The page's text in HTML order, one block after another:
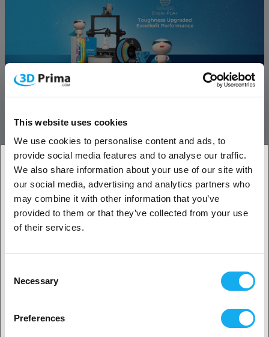
This website uses cookies
We use cookies to personalise content and ads, to
provide social media features and to analyse our traffic.
We also share information about your use of our site with
our social media, advertising and analytics partners who
may combine it with other information that you’ve
provided to them or that they’ve collected from your use
of their services.
Selection
Necessary
Preferences
Større sejhed uden brud
Høj stabilitet giver højere printkvalitet
Mere stabil printydelse opfylder gør-det-selv-entusiasters behov for
at opleve filamenter af højere kvalitet.
Pæn vikling med glat tryk
Præcis filamentdiameterkontrol, EPC automatisk
1. Er du erhvervskunde eller privatkunde?
Erhvervskunde
Privat kunde